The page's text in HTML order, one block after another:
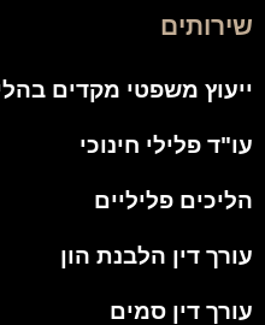
שירותים
ייעוץ משפטי מקדים
עו"ד פלילי חינוכי
הליכים פליליים
עורך דין הלבנת הון
עורך דין סמים